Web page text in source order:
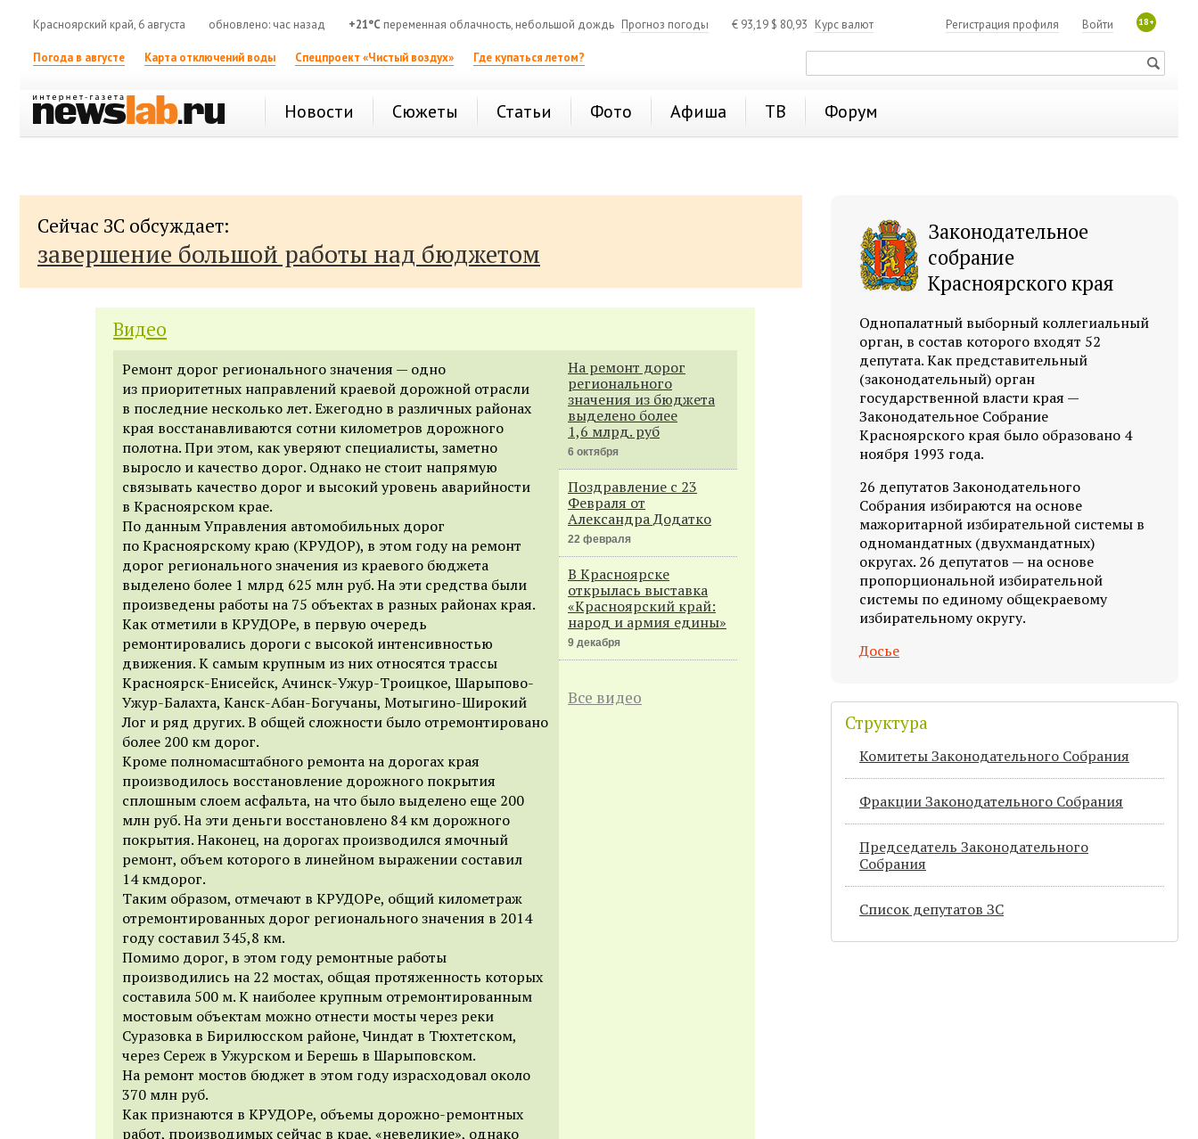
Красноярский край, 6 августа обновлено: час назад +21°C переменная облачность, небольшой дождь Прогноз погоды € 93,19 $ 80,93 Курс валют 18+
Войти
Регистрация профиля
Погода в августе Карта отключений воды Спецпроект «Чистый воздух» Где купаться летом?
Новости Сюжеты Статьи Фото Афиша ТВ Форум
Сейчас ЗС обсуждает:
завершение большой работы над бюджетом
Видео
Ремонт дорог регионального значения — одно
из приоритетных направлений краевой дорожной отрасли
в последние несколько лет. Ежегодно в различных районах
края восстанавливаются сотни километров дорожного
полотна. При этом, как уверяют специалисты, заметно
выросло и качество дорог. Однако не стоит напрямую
связывать качество дорог и высокий уровень аварийности
в Красноярском крае.
По данным Управления автомобильных дорог
по Красноярскому краю (КРУДОР), в этом году на ремонт
дорог регионального значения из краевого бюджета
выделено более 1 млрд 625 млн руб. На эти средства были
произведены работы на 75 объектах в разных районах края.
Как отметили в КРУДОРе, в первую очередь
ремонтировались дороги с высокой интенсивностью
движения. К самым крупным из них относятся трассы
Красноярск-Енисейск, Ачинск-Ужур-Троицкое, Шарыпово-
Ужур-Балахта, Канск-Абан-Богучаны, Мотыгино-Широкий
Лог и ряд других. В общей сложности было отремонтировано
более 200 км дорог.
Кроме полномасштабного ремонта на дорогах края
производилось восстановление дорожного покрытия
сплошным слоем асфальта, на что было выделено еще 200
млн руб. На эти деньги восстановлено 84 км дорожного
покрытия. Наконец, на дорогах производился ямочный
ремонт, объем которого в линейном выражении составил
14 кмдорог.
Таким образом, отмечают в КРУДОРе, общий километраж
отремонтированных дорог регионального значения в 2014
году составил 345,8 км.
Помимо дорог, в этом году ремонтные работы
производились на 22 мостах, общая протяженность которых
составила 500 м. К наиболее крупным отремонтированным
мостовым объектам можно отнести мосты через реки
Суразовка в Бирилюсском районе, Чиндат в Тюхтетском,
через Сереж в Ужурском и Берешь в Шарыповском.
На ремонт мостов бюджет в этом году израсходовал около
370 млн руб.
Как признаются в КРУДОРе, объемы дорожно-ремонтных
работ, производимых сейчас в крае, «невеликие», однако
На ремонт дорог
регионального
значения из бюджета
выделено более
1,6 млрд. руб
6 октября
Поздравление с 23
Февраля от
Александра Додатко
22 февраля
В Красноярске
открылась выставка
«Красноярский край:
народ и армия едины»
9 декабря
Все видео
Законодательное
собрание
Красноярского края
Однопалатный выборный коллегиальный
орган, в состав которого входят 52
депутата. Как представительный
(законодательный) орган
государственной власти края —
Законодательное Собрание
Красноярского края было образовано 4
ноября 1993 года.
26 депутатов Законодательного
Собрания избираются на основе
мажоритарной избирательной системы в
одномандатных (двухмандатных)
округах. 26 депутатов — на основе
пропорциональной избирательной
системы по единому общекраевому
избирательному округу.
Досье
Структура
Комитеты Законодательного Собрания
Фракции Законодательного Собрания
Председатель Законодательного
Cобрания
Список депутатов ЗС